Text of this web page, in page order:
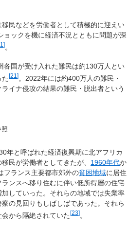
民などを労働者として積極的に迎えい
ョックを機に経済不況とともに問題が深
]。
各国が受け入れた難民は約130万人とい
[21 ] 。2022年には約400万人の難民・
イナ侵攻の結果の難民・脱出者という
照
年と呼ばれた経済復興期に北アフリカ
民が労働者としてきたが、 1960年代か
フランス主要都市郊外の貧困地域に居住
ンスへ移り住むに伴い低所得層の住宅
していった。それらの地域では失業率
の見回りもしばしばであった。それら
から隔絶されていた[23]